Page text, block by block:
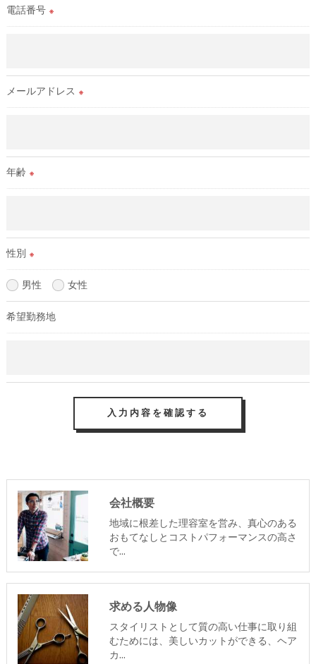
電話番号 ※
メールアドレス ※
年齢 ※
性別 ※
男性 女性
希望勤務地
会社概要
地域に根差した理容室を営み、真心のある
おもてなしとコストパフォーマンスの高さ
で…
求める人物像
スタイリストとして質の高い仕事に取り組
むためには、美しいカットができる、ヘア
カ…